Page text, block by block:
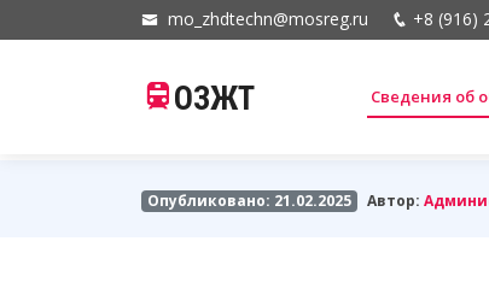
mo_zhdtechn@mosreg.ru +8 (916)
ОЗЖТ Сведения об
Опубликовано: 21.02.2025 Автор: